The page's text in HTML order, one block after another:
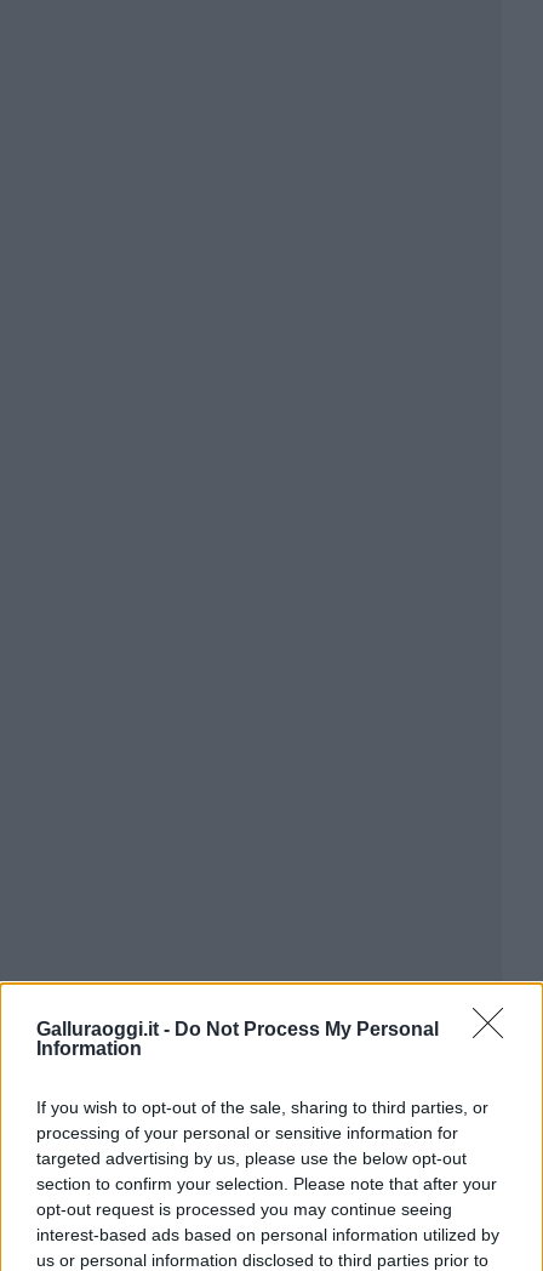
Galluraoggi.it - Do Not Process My Personal
Information
If you wish to opt-out of the sale, sharing to third parties, or
processing of your personal or sensitive information for
targeted advertising by us, please use the below opt-out
section to confirm your selection. Please note that after your
opt-out request is processed you may continue seeing
interest-based ads based on personal information utilized by
us or personal information disclosed to third parties prior to